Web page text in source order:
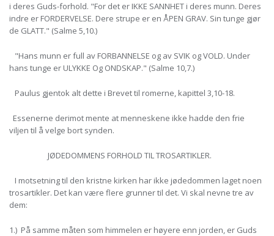
i deres Guds-forhold. "For det er IKKE SANNHET i deres munn. Deres
indre er FORDERVELSE. Dere strupe er en ÅPEN GRAV. Sin tunge gjør
de GLATT." (Salme 5,10.)
"Hans munn er full av FORBANNELSE og av SVIK og VOLD. Under
hans tunge er ULYKKE Og ONDSKAP." (Salme 10,7.)
Paulus gjentok alt dette i Brevet til romerne, kapittel 3,10-18.
Essenerne derimot mente at menneskene ikke hadde den frie
viljen til å velge bort synden.
JØDEDOMMENS FORHOLD TIL TROSARTIKLER.
I motsetning til den kristne kirken har ikke jødedommen laget noen
trosartikler. Det kan være flere grunner til det. Vi skal nevne tre av
dem:
1.) På samme måten som himmelen er høyere enn jorden, er Guds